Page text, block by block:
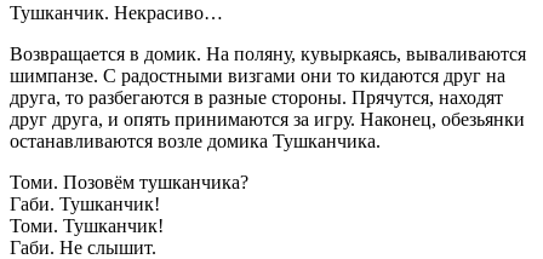
Тушканчик. Некрасиво…
Возвращается в домик. На поляну, кувыркаясь, вываливаются
шимпанзе. С радостными визгами они то кидаются друг на
друга, то разбегаются в разные стороны. Прячутся, находят
друг друга, и опять принимаются за игру. Наконец, обезьянки
останавливаются возле домика Тушканчика.
Томи. Позовём тушканчика?
Габи. Тушканчик!
Томи. Тушканчик!
Габи. Не слышит.